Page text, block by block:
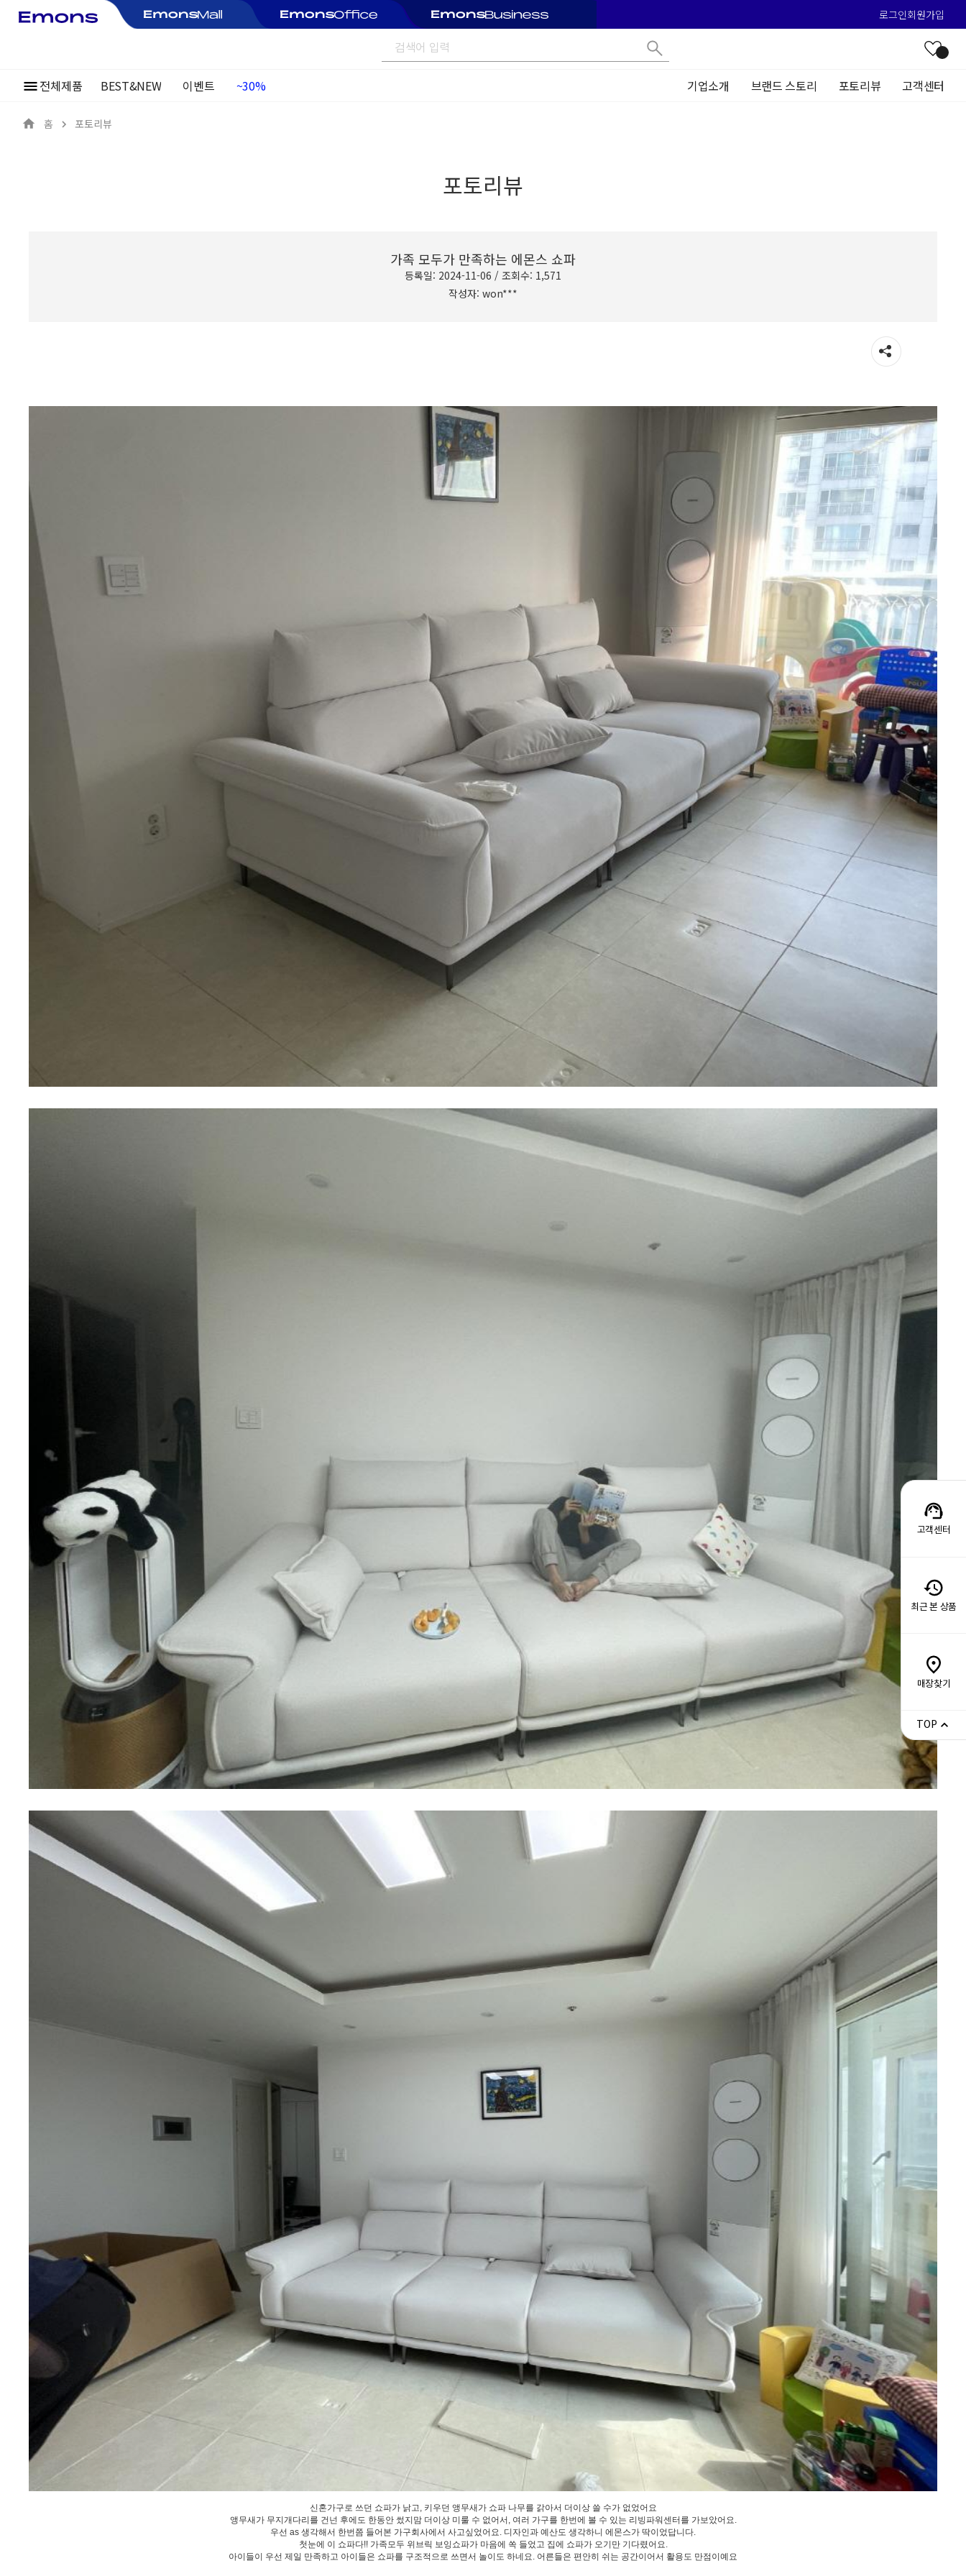
로그인회원가입
전체제품 BEST&NEW 이벤트
여름정기행사
기업소개 브랜드 스토리 포토리뷰 고객센터
홈 포토리뷰
포토리뷰
가족 모두가 만족하는 에몬스 쇼파
등록일: 2024-11-06 / 조회수: 1,571
작성자: won***
신혼가구로 쓰던 쇼파가 낡고, 키우던 앵무새가 쇼파 나무를 갉아서 더이상 쓸 수가 없었어요
앵무새가 무지개다리를 건넌 후에도 한동안 썼지맘 더이상 미룰 수 없어서, 여러 가구를 한번에 볼 수 있는 리빙파워센터를 가보았어요.
우선 as 생각해서 한번쯤 들어본 가구회사에서 사고싶었어요. 디자인과 예산도 생각하니 에몬스가 딱이었답니다.
첫눈에 이 쇼파다!! 가족모두 위브릭 보잉쇼파가 마음에 쏙 들었고 집에 쇼파가 오기만 기다렸어요.
아이들이 우선 제일 만족하고 아이들은 쇼파를 구조적으로 쓰면서 놀이도 하네요. 어른들은 편안히 쉬는 공간이어서 활용도 만점이예요
고객센터
최근 본 상품
매장찾기
TOP